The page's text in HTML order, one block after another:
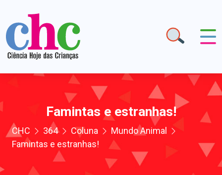
Famintas e estranhas!
CHC 364 Coluna
Mundo Animal
Famintas e estranhas!